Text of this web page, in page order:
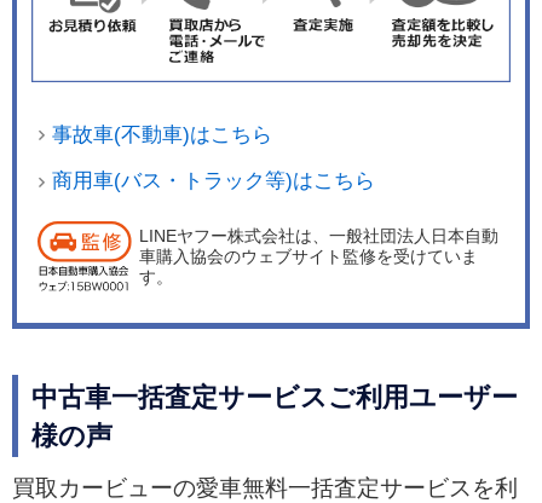
事故車(不動車)はこちら
商用車(バス・トラック等)はこちら
LINEヤフー株式会社は、一般社団法人日本自動
車購入協会のウェブサイト監修を受けていま
す。
中古車一括査定サービスご利用ユーザー
様の声
買取カービューの愛車無料一括査定サービスを利